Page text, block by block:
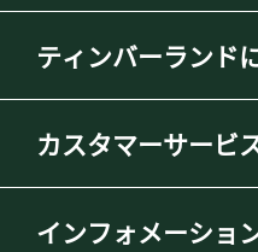
ティンバーランド
カスタマーサービ
インフォメーショ